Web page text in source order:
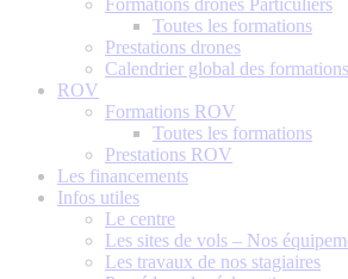
Formations drones Particuliers
Toutes les formations
Prestations drones
Calendrier global des formations
ROV
Formations ROV
Toutes les formations
Prestations ROV
Les financements
Infos utiles
Le centre
Les sites de vols – Nos
Les travaux de nos stagiaires